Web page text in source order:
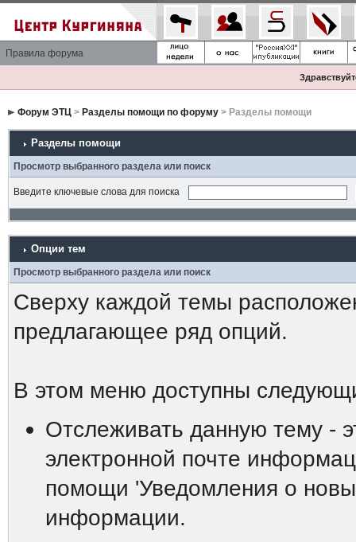
Правила форума
Форум ЭТЦ> Разделы помощи по форуму> Разделы помощи
Разделы помощи
Просмотр выбранного раздела или поиск
Введите ключевые слова для поиска
Опции тем
Просмотр выбранного раздела или поиск
Сверху каждой темы
предлагающее ряд опций.
В этом меню доступны
Отслеживать данную тему -
электронной почте
помощи 'Уведомления о
информации.